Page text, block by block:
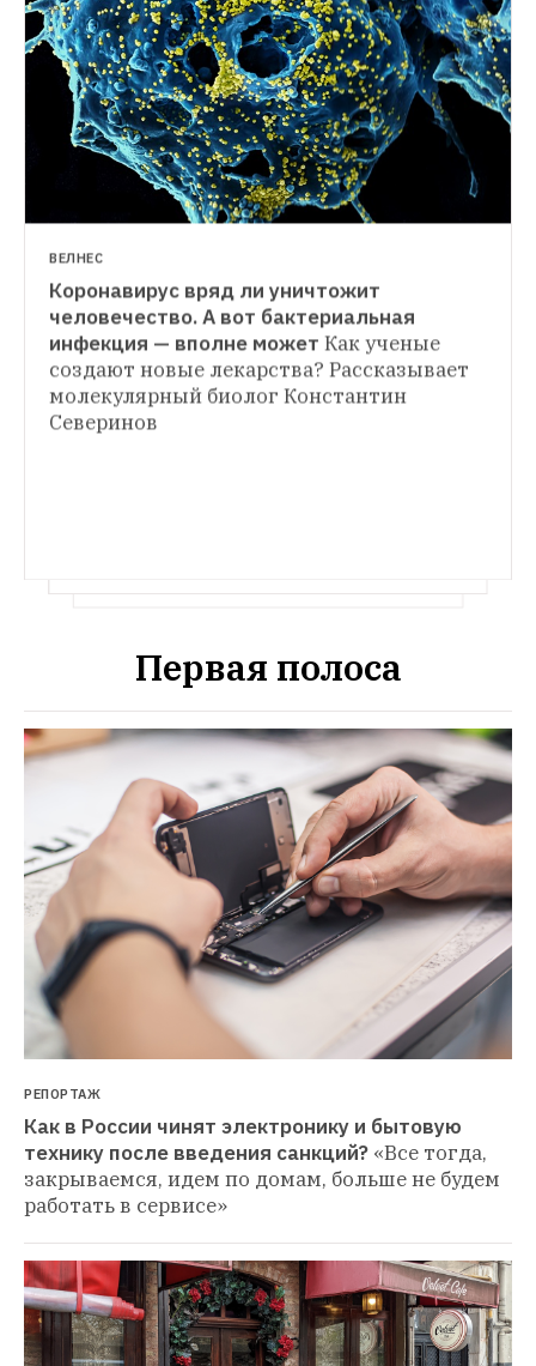
СИТУАЦИЯ
Как коронавирус изменил планы россиян
на отпускИ может ли он снизить цены
на авиабилеты
ГИД THE VILLAGE
Как Россия защищается от коронавируса.
Разбираем по пунктамОтмена поездов,
противочумные костюмы и карантин
ВЕЛНЕС
Коронавирус вряд ли уничтожит
человечество. А вот бактериальная
инфекция — вполне может Как ученые
создают новые лекарства? Рассказывает
молекулярный биолог Константин
Северинов
Первая полоса
РЕПОРТАЖ
Как в России чинят электронику и бытовую
технику после введения санкций? «Все тогда,
закрываемся, идем по домам, больше не будем
работать в сервисе»